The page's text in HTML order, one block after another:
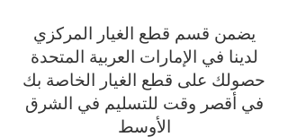
يضمن قسم قطع الغيار المركزي
لدينا في الإمارات العربية المتحدة
حصولك على قطع الغيار الخاصة بك
في أقصر وقت للتسليم في الشرق
الأوسط